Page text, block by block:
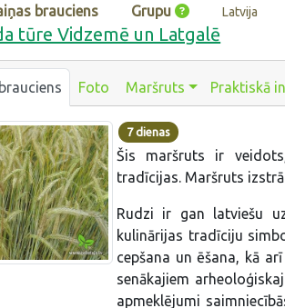
brauciens Grupu Latvija
tūre Vidzemē un Latgalē
Foto Maršruts Praktiskā
7 dienas
Šis maršruts ir
tradīcijas. Maršruts
Rudzi ir gan latviešu
kulinārijas tradīciju
cepšana un ēšana, kā
senākajiem
apmeklējumi